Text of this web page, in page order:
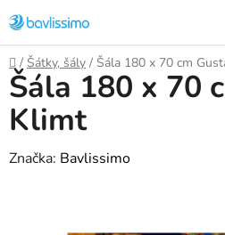
na
obsah
Domů
/ Šátky, šály / Šála 180 x 70 cm
Šála 180 x 70
Klimt
Značka: Bavlissimo